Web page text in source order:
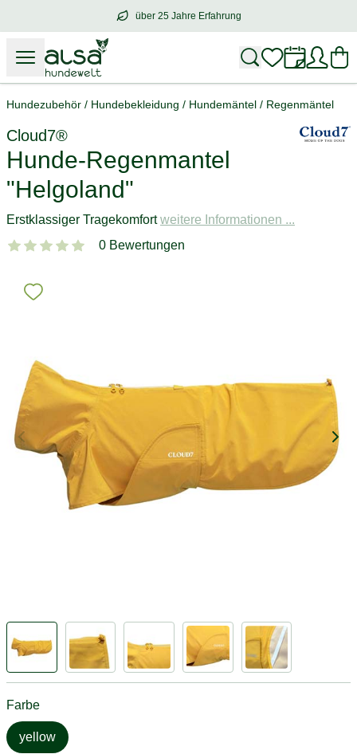
über 25 Jahre Erfahrung
über25 Jahre Erfahrung
Hundezubehör / Hundebekleidung / Hundemäntel / Regenmäntel
Cloud7®
Hunde-Regenmantel
"Helgoland"
Erstklassiger Tragekomfortweitere Informationen ...
0 Bewertungen
Farbe
yellow